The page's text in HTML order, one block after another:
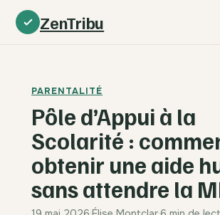
ZenTribu
PARENTALITÉ
Pôle d’Appui à la
Scolarité :
obtenir une aide
sans attendre la